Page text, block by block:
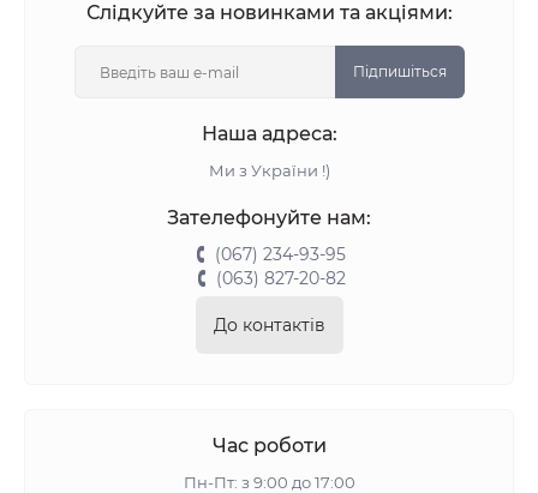
Слідкуйте за новинками та акціями:
Підпишіться
Наша адреса:
Ми з України !)
Зателефонуйте нам:
(067) 234-93-95
(063) 827-20-82
До контактів
Час роботи
Пн-Пт: з 9:00 до 17:00